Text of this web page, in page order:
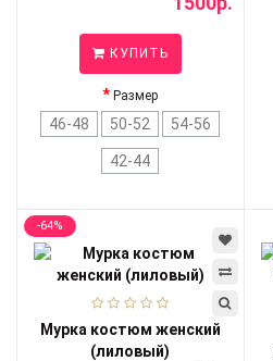
КУПИТЬ
Размер
46-48 50-52 54-56
42-44
-64%
Мурка костюм женский
(лиловый)